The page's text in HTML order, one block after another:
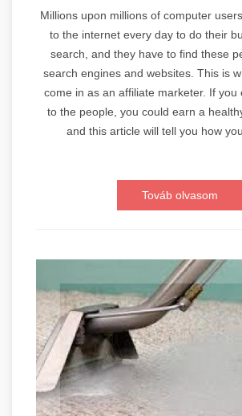
Millions upon millions of computer
to the internet every day to do their
search, and they have to find these
search engines and websites. This is
come in as an affiliate marketer. If you
to the people, you could earn a
and this article will tell you how
Továb olvasom